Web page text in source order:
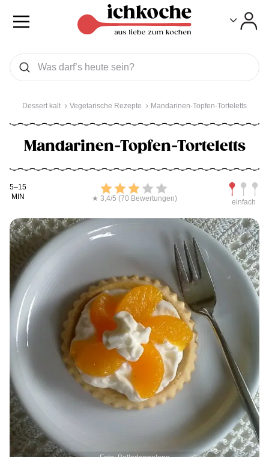
Was wollen Sie suchen
Suchen
Dessert kalt Vegetarische Rezepte Mandarinen-Topfen-Torteletts
Mandarinen-Topfen-Torteletts
Kochdauer
5–15
MIN
Bewerten
★ 3,4/5 (70 Bewertungen) einfach